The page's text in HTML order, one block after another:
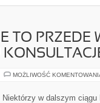
TO PRZEDE
MOŻLIWOŚĆ
Niektórzy w dalszym